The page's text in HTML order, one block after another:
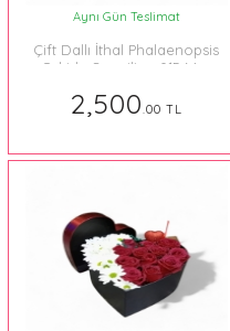
Aynı Gün Teslimat
Çift Dallı İthal Phalaenopsis
Orkide Sevgiliye 015 Mor
2,500.00 TL